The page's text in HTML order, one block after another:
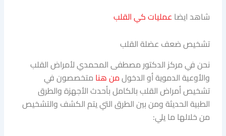
شاهد ايضا عمليات كي القلب
تشخيص ضعف عضلة القلب
نحن في مركز الدكتور مصطفى المحمدي لأمراض القلب
والأوعية الدموية أو الدخولمن هنا متخصصون في
تشخيص أمراض القلب بالكامل بأحدث الأجهزة والطرق
الطبية الحديثة ومن بين الطرق التي يتم الكشف والتشخيص
من خلالها ما يلي: